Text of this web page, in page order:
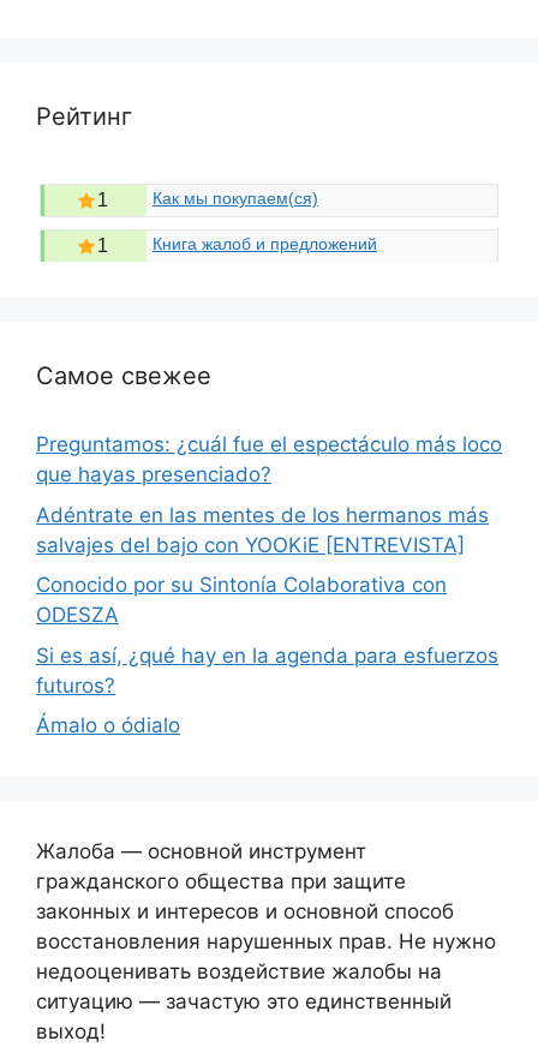
Рейтинг
1 Как мы покупаем(ся)
1 Книга жалоб и предложений
Самое свежее
Preguntamos: ¿cuál fue el espectáculo más loco
que hayas presenciado?
Adéntrate en las mentes de los hermanos más
salvajes del bajo con YOOKiE [ENTREVISTA]
Conocido por su Sintonía Colaborativa con
ODESZA
Si es así, ¿qué hay en la agenda para esfuerzos
futuros?
Ámalo o ódialo
Жалоба — основной инструмент
гражданского общества при защите
законных и интересов и основной способ
восстановления нарушенных прав. Не нужно
недооценивать воздействие жалобы на
ситуацию — зачастую это единственный
выход!